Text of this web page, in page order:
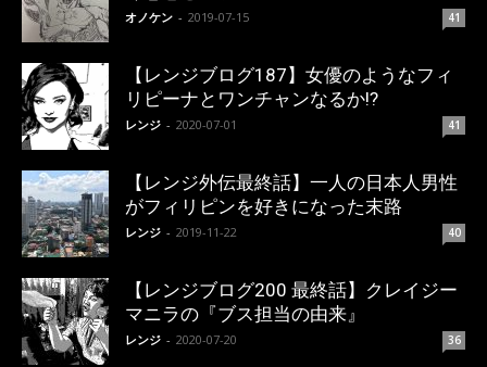
オノケン - 2019-07-15 41
【レンジブログ187】女優のようなフィ
リピーナとワンチャンなるか!?
レンジ - 2020-07-01 41
【レンジ外伝最終話】一人の日本人男性
がフィリピンを好きになった末路
レンジ - 2019-11-22 40
【レンジブログ200 最終話】クレイジー
マニラの『ブス担当の由来』
レンジ - 2020-07-20 36